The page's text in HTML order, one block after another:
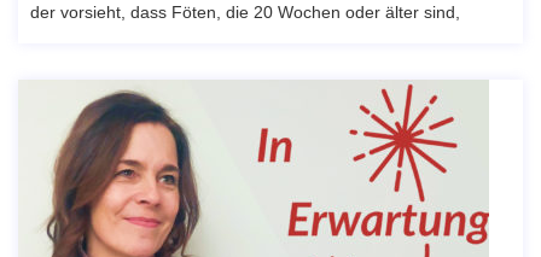
der vorsieht, dass Föten, die 20 Wochen oder älter sind,